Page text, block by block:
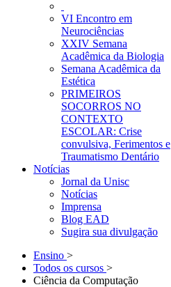
VI Encontro em
Neurociências
XXIV Semana
Acadêmica da Biologia
Semana Acadêmica da
Estética
PRIMEIROS
SOCORROS NO
CONTEXTO
ESCOLAR: Crise
convulsiva, Ferimentos e
Traumatismo Dentário
Notícias
Jornal da Unisc
Notícias
Imprensa
Blog EAD
Sugira sua divulgação
Ensino >
Todos os cursos >
Ciência da Computação